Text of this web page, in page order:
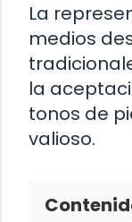
La
medios
la
tonos de
valioso.